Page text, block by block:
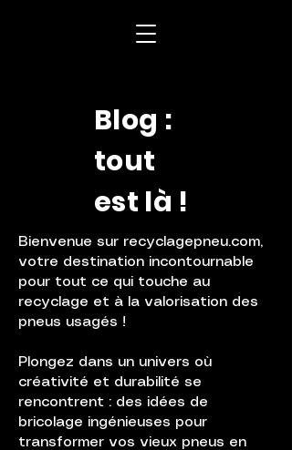
Blog :
tout
est là !
Bienvenue sur recyclagepneu.com,
votre destination incontournable
pour tout ce qui touche au
recyclage et à la valorisation des
pneus usagés !
Plongez dans un univers où
créativité et durabilité se
rencontrent : des idées de
bricolage ingénieuses pour
transformer vos vieux pneus en